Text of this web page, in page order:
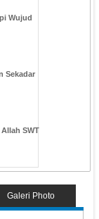
Wujud
Sekadar
SWT
Galeri Photo